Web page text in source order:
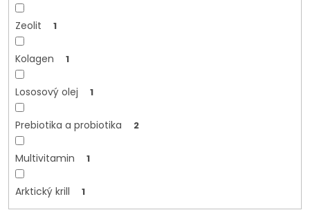
Zeolit 1
Kolagen 1
Lososový olej 1
Prebiotika a probiotika 2
Multivitamin 1
Arktický krill 1